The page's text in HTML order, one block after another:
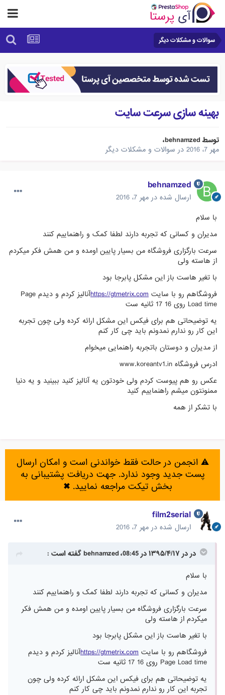
سوالات و مشکلات دیگر
بهینه سازی سرعت سایت
توسطbehnamzed،
مهر 7، 2016
در سوالات و مشکلات دیگر
behnamzed
ارسال شده در مهر 7، 2016
با سلام
مدیران و کسانی که تجربه دارند لطفا کمک و راهنماییم کنند
سرعت بارگزاری فروشگاه من بسیار پایین اومده و من همش فکر میکردم
از هاسته ولی
با تغیر هاست باز این مشکل پابرجا بود
فروشگاهم رو با سایت https://gtmetrix.com
آنالیز کردم و دیدم Page
Load time روی 16 17 ثانیه ست
یه توضیحاتی هم برای فیکس این مشکل ارائه کرده ولی چون تجربه
این کار رو ندارم نمدونم باید چی کار کنم
از مدیران و دوستان باتجربه راهنمایی میخوام
ادرس فروشگاه www.koreantv1.in
عکس رو هم پیوست کردم ولی خودتون یه آنالیز کنید ببینید و یه دنیا
ممنونتون میشم راهنماییم کنید
با تشکر از همه
⚠️ انجمن در حالت فقط خواندنی است و امکان ارسال
پست جدید وجود ندارد. جهت دریافت پشتیبانی به
بخش تیکت مراجعه نمایید. ✖
film2serial
ارسال شده در مهر 7، 2016
در در ۱۳۹۵/۴/۱۷ در 08:45، behnamzed گفته است :
با سلام
مدیران و کسانی که تجربه دارند لطفا کمک و راهنماییم کنند
سرعت بارگزاری فروشگاه من بسیار پایین اومده و من همش فکر
میکردم از هاسته ولی
با تغیر هاست باز این مشکل پابرجا بود
فروشگاهم رو با سایت https://gtmetrix.comآنالیز کردم و دیدم
Page Load time روی 16 17 ثانیه ست
یه توضیحاتی هم برای فیکس این مشکل ارائه کرده ولی چون
تجربه این کار رو ندارم نمدونم باید چی کار کنم